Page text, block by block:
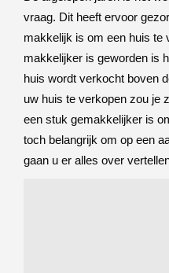
vraag. Dit heeft ervoor
makkelijk is om een huis te
makkelijker is geworden is
huis wordt verkocht boven
uw huis te verkopen zou je
een stuk gemakkelijker is
toch belangrijk om op een
gaan u er alles over